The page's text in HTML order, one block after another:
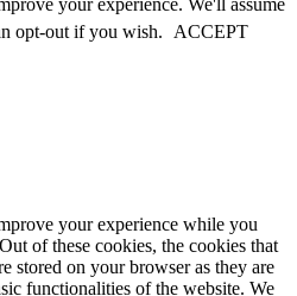
opt-out if you wish.
ACCEPT
your experience while you
of these cookies, the cookies that
stored on your browser as they are
functionalities of the website. We